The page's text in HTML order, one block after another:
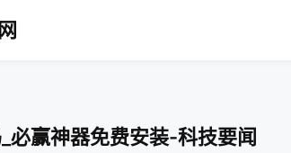
必赢神器免费安装-科技要闻